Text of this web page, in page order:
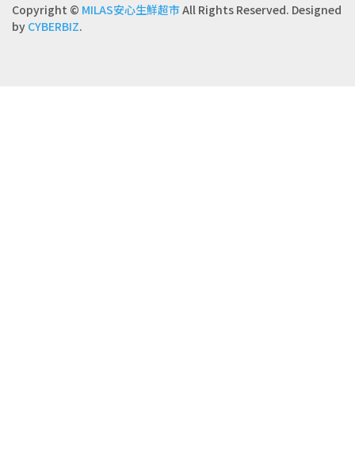
Copyright © MILAS安心生鮮超市 All Rights Reserved. Designed
by CYBERBIZ.